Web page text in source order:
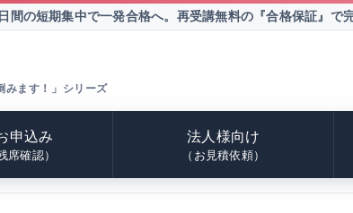
間の短期集中で一発合格へ。 再受講無料の『合格保証』で
みます！」シリーズ
申込み
席確認）
法人様向け
（お見積依頼）